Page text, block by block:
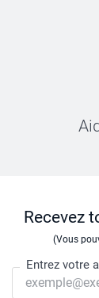
Recevez
(Vous
Entrez votre